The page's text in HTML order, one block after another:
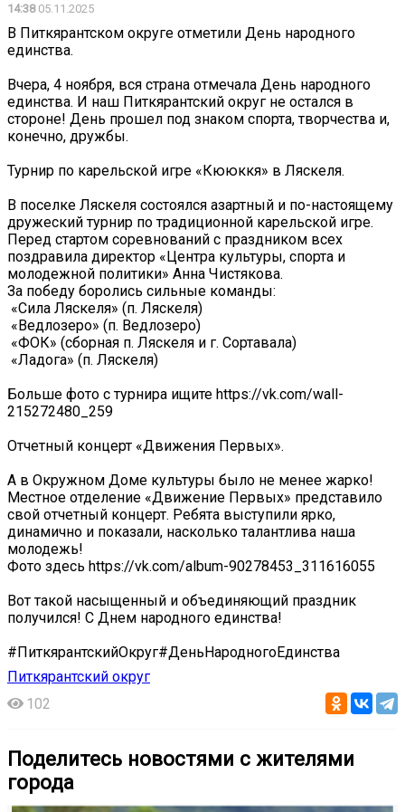
14:3805.11.2025
В Питкярантском округе отметили День народного
единства.
Вчера, 4 ноября, вся страна отмечала День народного
единства. И наш Питкярантский округ не остался в
стороне! День прошел под знаком спорта, творчества и,
конечно, дружбы.
Турнир по карельской игре «Кююккя» в Ляскеля.
В поселке Ляскеля состоялся азартный и по-настоящему
дружеский турнир по традиционной карельской игре.
Перед стартом соревнований с праздником всех
поздравила директор «Центра культуры, спорта и
молодежной политики» Анна Чистякова.
За победу боролись сильные команды:
️ «Сила Ляскеля» (п. Ляскеля)
️ «Ведлозеро» (п. Ведлозеро)
️ «ФОК» (сборная п. Ляскеля и г. Сортавала)
️ «Ладога» (п. Ляскеля)
Больше фото с турнира ищите https://vk.com/wall-
215272480_259
Отчетный концерт «Движения Первых».
А в Окружном Доме культуры было не менее жарко!
Местное отделение «Движение Первых» представило
свой отчетный концерт. Ребята выступили ярко,
динамично и показали, насколько талантлива наша
молодежь!
Фото здесь https://vk.com/album-90278453_311616055
Вот такой насыщенный и объединяющий праздник
получился! С Днем народного единства!
#ПиткярантскийОкруг#ДеньНародногоЕдинства
Питкярантский округ
102
Поделитесь новостями с жителями
города